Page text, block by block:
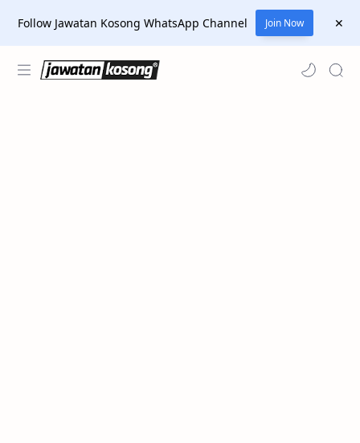
Follow Jawatan Kosong WhatsApp Channel Join Now